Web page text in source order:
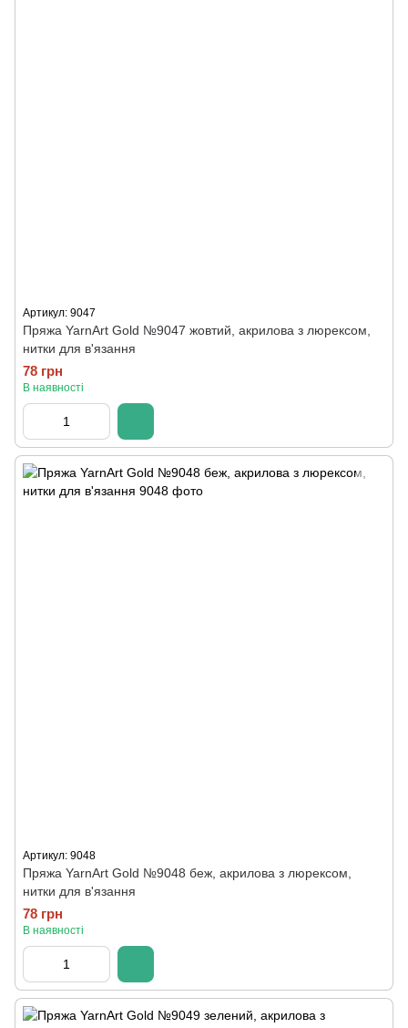
Артикул: 9047
Пряжа YarnArt Gold №9047 жовтий, акрилова з люрексом,
нитки для в'язання
78 грн
В наявності
Артикул: 9048
Пряжа YarnArt Gold №9048 беж, акрилова з люрексом,
нитки для в'язання
78 грн
В наявності